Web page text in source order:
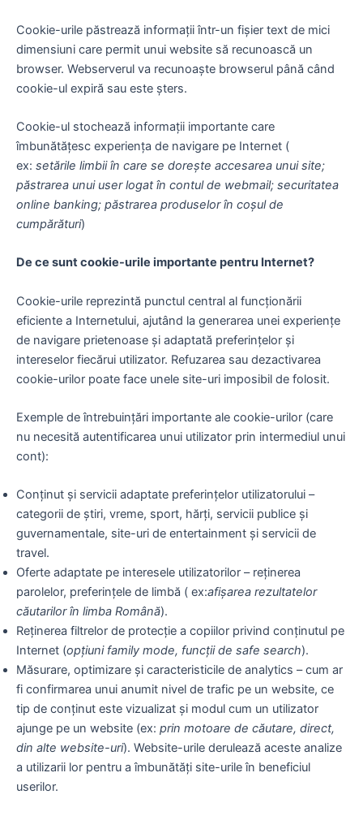
Cookie-urile păstrează informații într-un fișier text de mici
dimensiuni care permit unui website să recunoască un
browser. Webserverul va recunoaște browserul până când
cookie-ul expiră sau este șters.
Cookie-ul stochează informații importante care
îmbunătățesc experiența de navigare pe Internet (
ex: setările limbii în care se dorește accesarea unui site;
păstrarea unui user logat în contul de webmail; securitatea
online banking; păstrarea produselor în coșul de
cumpărături)
De ce sunt cookie-urile importante pentru Internet?
Cookie-urile reprezintă punctul central al funcționării
eficiente a Internetului, ajutând la generarea unei experiențe
de navigare prietenoase și adaptată preferințelor și
intereselor fiecărui utilizator. Refuzarea sau dezactivarea
cookie-urilor poate face unele site-uri imposibil de folosit.
Exemple de întrebuințări importante ale cookie-urilor (care
nu necesită autentificarea unui utilizator prin intermediul unui
cont):
Conținut și servicii adaptate preferințelor utilizatorului –
categorii de știri, vreme, sport, hărți, servicii publice și
guvernamentale, site-uri de entertainment și servicii de
travel.
Oferte adaptate pe interesele utilizatorilor – reținerea
parolelor, preferințele de limbă ( ex:afișarea rezultatelor
căutarilor în limba Română).
Reținerea filtrelor de protecție a copiilor privind conținutul pe
Internet (opțiuni family mode, funcții de safe search).
Măsurare, optimizare și caracteristicile de analytics – cum ar
fi confirmarea unui anumit nivel de trafic pe un website, ce
tip de conținut este vizualizat și modul cum un utilizator
ajunge pe un website (ex: prin motoare de căutare, direct,
din alte website-uri). Website-urile derulează aceste analize
a utilizarii lor pentru a îmbunătăți site-urile în beneficiul
userilor.